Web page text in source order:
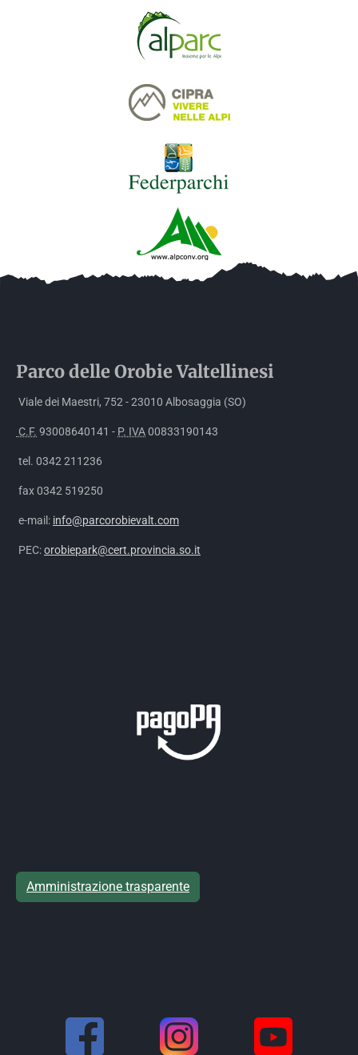
Parco delleOrobieValtellinesi
Viale dei Maestri, 752 - 23010 Albosaggia (SO)
C.F. 93008640141 - P. IVA00833190143
tel. 0342 211236
fax 0342 519250
e-mail: info@parcorobievalt.com
PEC:orobiepark@cert.provincia.so.it
Amministrazione trasparente